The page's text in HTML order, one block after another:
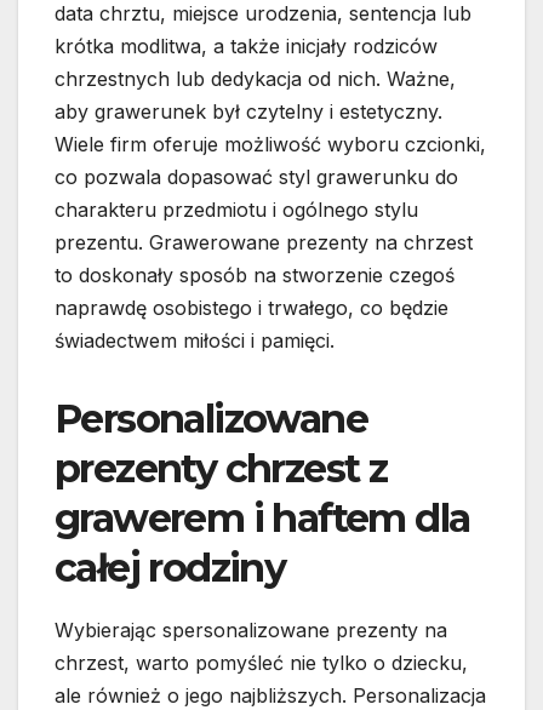
data chrztu, miejsce urodzenia, sentencja lub
krótka modlitwa, a także inicjały rodziców
chrzestnych lub dedykacja od nich. Ważne,
aby grawerunek był czytelny i estetyczny.
Wiele firm oferuje możliwość wyboru czcionki,
co pozwala dopasować styl grawerunku do
charakteru przedmiotu i ogólnego stylu
prezentu. Grawerowane prezenty na chrzest
to doskonały sposób na stworzenie czegoś
naprawdę osobistego i trwałego, co będzie
świadectwem miłości i pamięci.
Personalizowane
prezenty chrzest z
grawerem i haftem dla
całej rodziny
Wybierając spersonalizowane prezenty na
chrzest, warto pomyśleć nie tylko o dziecku,
ale również o jego najbliższych. Personalizacja